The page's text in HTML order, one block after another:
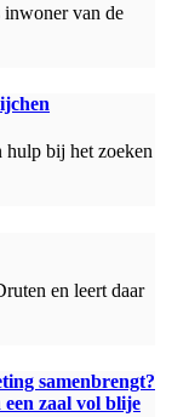
van de
bij het zoeken
en leert daar
samenbrengt?
zaal vol blije